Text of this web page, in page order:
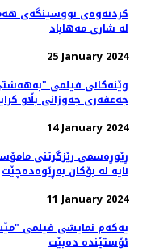
کردنەوەی نووسینگه‌ی
لە شاری مەهاباد
25 January 2024
وێنەکانی فیلمی
جەعفەری جه‌وزانی بڵاو
14 January 2024
ڕێوڕه‌سمی رێزگرتنی
نایه‌ لە بۆکان بەڕێوەدەچێت
11 January 2024
یەکەم نمایشی فیلمی
ئۆستێندە دەبێت